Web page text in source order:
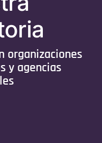
organizaciones
y agencias